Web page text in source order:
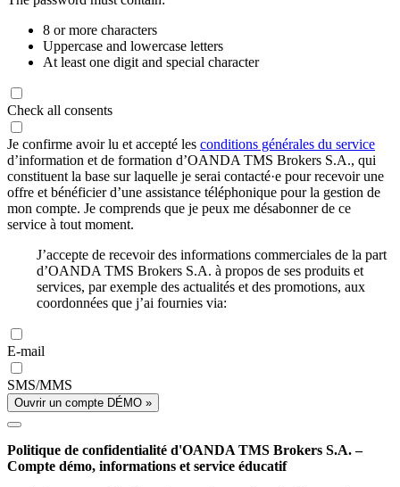
8 or more characters
Uppercase and lowercase letters
At least one digit and special character
Check all consents
Je confirme avoir lu et accepté les conditions générales du service
d’information et de formation d’OANDA TMS Brokers S.A., qui
constituent la base sur laquelle je serai contacté·e pour recevoir une
offre et bénéficier d’une assistance téléphonique pour la gestion de
mon compte. Je comprends que je peux me désabonner de ce
service à tout moment.
J’accepte de recevoir des informations commerciales de la part
d’OANDA TMS Brokers S.A. à propos de ses produits et
services, par exemple des actualités et des promotions, aux
coordonnées que j’ai fournies via:
E-mail
SMS/MMS
Ouvrir un compte DÉMO »
Politique de confidentialité d'OANDA TMS Brokers S.A. –
Compte démo, informations et service éducatif